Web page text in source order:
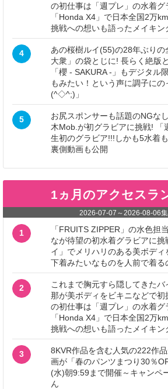
の初仕事は「週プレ」の水着
「Honda X4」で日本全国2万
挑戦への想いも語ったメイキン
4
あの桜樹ルイ(55)の28年ぶりの
大衆」の袋とじに! 長らく絶版
「櫻 - SAKURA -」もデジタル
もみたい！という声に調子にの
(^◇^;)」
5
お尻スポンサーも話題のNGな
木Mob.が初グラビアに挑戦! 「
生初のグラビア!!!しかも5水着
裏側動画も公開
1ヵ月のアクセスラ
2026-07-07 ～ 2026-08-06
1
「FRUITS ZIPPER」の水色担
なが待望の初水着グラビアに
イ」でメリハリのある美ボデ
下着みたいなものを人前で着る
2
これまで胸元すら隠してきた
那が美ボディをビキニなどで
の初仕事は「週プレ」の水着
「Honda X4」で日本全国2万
挑戦への想いも語ったメイキン
3
8KVR作品を含む人気の222作
画が「春のパンツまつり30％
(水)朝9:59まで開催～キャンペ
ん